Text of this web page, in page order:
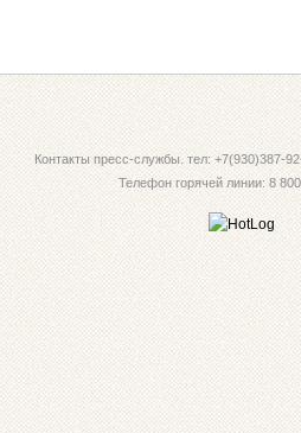
Контакты пресс-службы. тел: +7(930)387-
Телефон горячей линии: 8